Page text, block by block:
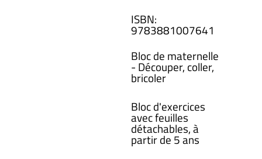
ISBN:
9783881007641
Bloc de maternelle
- Découper, coller,
bricoler
Bloc d'exercices
avec feuilles
détachables, à
partir de 5 ans